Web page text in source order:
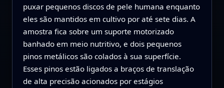
puxar pequenos discos de pele humana enquanto
eles são mantidos em cultivo por até sete dias. A
amostra fica sobre um suporte motorizado
banhado em meio nutritivo, e dois pequenos
pinos metálicos são colados à sua superfície.
Esses pinos estão ligados a braços de translação
de alta precisão acionados por estágios